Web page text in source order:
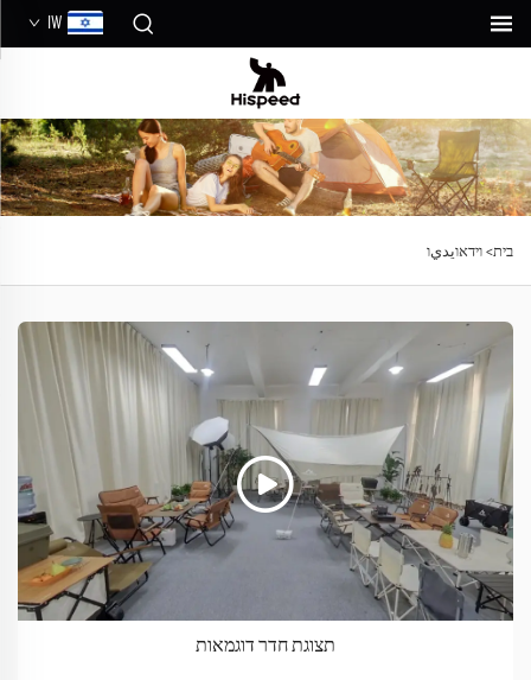
IW
בית> וידאוيديו
תצוגת חדר דוגמאות